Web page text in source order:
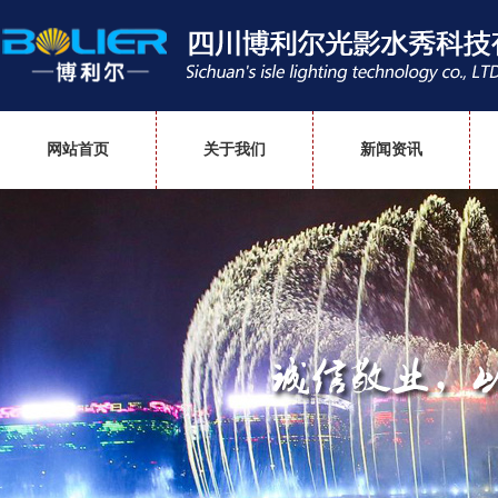
网站首页 关于我们 新闻资讯